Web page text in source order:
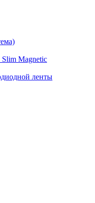
Magnetic
ленты